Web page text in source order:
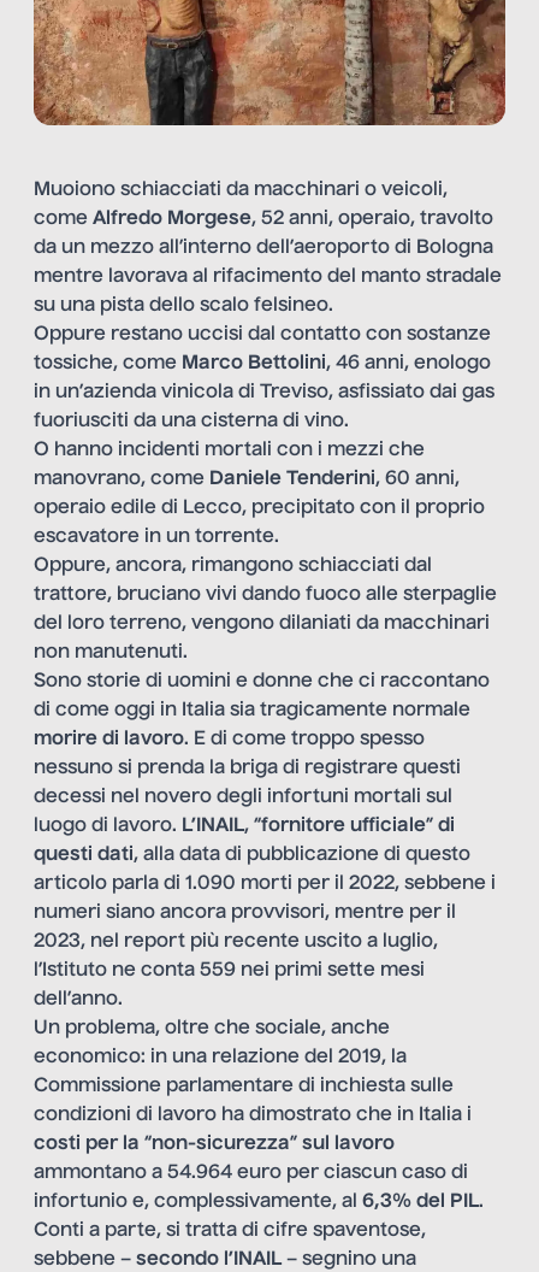
Muoiono schiacciati da macchinari o veicoli,
come Alfredo Morgese, 52 anni, operaio, travolto
da un mezzo all’interno dell’aeroporto di Bologna
mentre lavorava al rifacimento del manto stradale
su una pista dello scalo felsineo.
Oppure restano uccisi dal contatto con sostanze
tossiche, come Marco Bettolini, 46 anni, enologo
in un’azienda vinicola di Treviso, asfissiato dai gas
fuoriusciti da una cisterna di vino.
O hanno incidenti mortali con i mezzi che
manovrano, come Daniele Tenderini, 60 anni,
operaio edile di Lecco, precipitato con il proprio
escavatore in un torrente.
Oppure, ancora, rimangono schiacciati dal
trattore, bruciano vivi dando fuoco alle sterpaglie
del loro terreno, vengono dilaniati da macchinari
non manutenuti.
Sono storie di uomini e donne che ci raccontano
di come oggi in Italia sia tragicamente normale
morire di lavoro. E di come troppo spesso
nessuno si prenda la briga di registrare questi
decessi nel novero degli infortuni mortali sul
luogo di lavoro. L’INAIL, “fornitore ufficiale” di
questi dati, alla data di pubblicazione di questo
articolo parla di 1.090 morti per il 2022, sebbene i
numeri siano ancora provvisori, mentre per il
2023, nel report più recente uscito a luglio,
l’Istituto ne conta 559 nei primi sette mesi
dell’anno.
Un problema, oltre che sociale, anche
economico: in una relazione del 2019, la
Commissione parlamentare di inchiesta sulle
condizioni di lavoro ha dimostrato che in Italia i
costi per la “non-sicurezza” sul lavoro
ammontano a 54.964 euro per ciascun caso di
infortunio e, complessivamente, al 6,3% del PIL.
Conti a parte, si tratta di cifre spaventose,
sebbene – secondo l’INAIL– segnino una